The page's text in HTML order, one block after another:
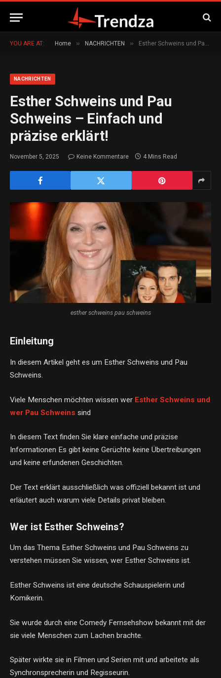
YOU ARE AT: Home » NACHRICHTEN » Esther Schweins und Pau Schweins – Einfach und präzise erklärt!
NACHRICHTEN
Esther Schweins und Pau
Schweins – Einfach und
präzise erklärt!
November 5, 2025 Keine Kommentare 4 Mins Read
esther schweins pau schweins
Einleitung
In diesem Artikel geht es um Esther Schweins und Pau
Schweins.
Viele Menschen möchten wissen wer Esther Schweins und
wer Pau Schweins sind
In diesem Text finden Sie klare einfache und präzise
Informationen Es gibt keine Gerüchte keine Übertreibungen
und keine erfundenen Geschichten.
Der Text erklärt ausschließlich was offiziell bekannt ist und
erläutert auch warum viele Details privat bleiben.
Wer ist Esther Schweins?
Um das Thema Esther Schweins und Pau Schweins zu
verstehen müssen Sie wissen, wer Esther Schweins ist.
Esther Schweins ist eine deutsche Schauspielerin und
Komikerin.
Sie wurde durch eine Comedy Fernsehshow bekannt mit der
sie viele Menschen zum Lachen brachte.
Später wirkte sie in Filmen und Serien mit und arbeitete als
Synchronsprecherin und Regisseurin.